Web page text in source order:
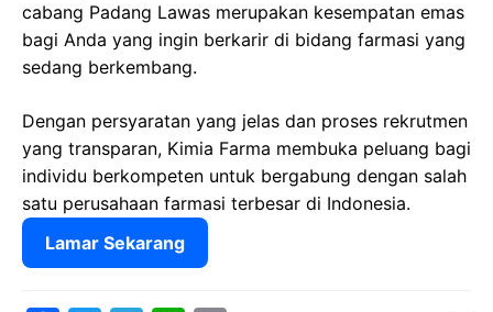
cabang Padang Lawas merupakan kesempatan emas
bagi Anda yang ingin berkarir di bidang farmasi yang
sedang berkembang.
Dengan persyaratan yang jelas dan proses rekrutmen
yang transparan, Kimia Farma membuka peluang bagi
individu berkompeten untuk bergabung dengan salah
satu perusahaan farmasi terbesar di Indonesia.
Lamar Sekarang